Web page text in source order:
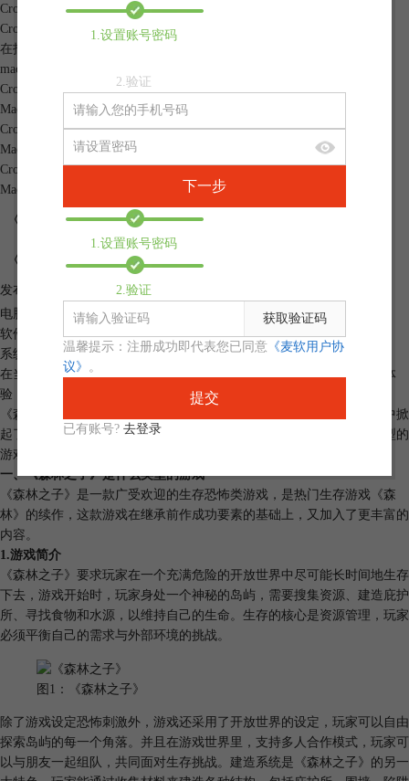
1.设置账号密码
2.验证
下一步
1.设置账号密码
2.验证
获取验证码
温馨提示：注册成功即代表您已同意 《麦软用户协
议》
。
提交
已有账号? 去登录
CrossOver怎么删除快捷方式 CrossOver怎么添加快捷方式
CrossOver 26.3.0 版本更新日志
在抖音发布你的 Mac 游戏实测视频，点赞前 5 名赢软件奖品！
mac电脑怎么玩《遗忘之海》，苹果电脑玩《遗忘之海》实机测试
CrossOver可以安装MuMu模拟器吗 Mac可以用BBchannel吗
Mac怎么玩《暗黑破坏神4》 《暗黑破坏神4》无法登录怎么办
CrossOver怎么安装EA app CrossOver安装exe失败怎么解决
Mac可以外接显卡吗 Mac外接显卡玩游戏相比较CrossOver怎么样
CrossOver可以连接手柄吗 CrossOver手柄体验怎么样
Mac可以安装7-ZIP吗 Mac可以玩《武士2》吗
《森林之子》是什么类型的游戏
《森林之子》Mac电脑也能玩吗
发布时间：2024-06-01 10: 00: 00
电脑型号：MacBook Pro
软件版本：CrossOver for Mac 23
系统：Mac OS X Lion
在当今游戏界，生存恐怖类游戏凭借其独特的紧张氛围和深度沉浸式体
验，吸引了全球众多玩家的目光。作为经典之作《森林》的正统续篇，
《森林之子》自问世以来，不仅延续了前作的辉煌，更是在玩家群体中掀
起了新一轮的生存挑战热潮。下面我们来看看《森林之子》是什么类型的
游戏，《森林之子》Mac电脑也能玩吗的相关内容。
一、《森林之子》是什么类型的游戏
《森林之子》是一款广受欢迎的生存恐怖类游戏，是热门生存游戏《森
林》的续作，这款游戏在继承前作成功要素的基础上，又加入了更丰富的
内容。
1.游戏简介
《森林之子》要求玩家在一个充满危险的开放世界中尽可能长时间地生存
下去，游戏开始时，玩家身处一个神秘的岛屿，需要搜集资源、建造庇护
所、寻找食物和水源，以维持自己的生命。生存的核心是资源管理，玩家
必须平衡自己的需求与外部环境的挑战。
图1：《森林之子》
除了游戏设定恐怖刺激外，游戏还采用了开放世界的设定，玩家可以自由
探索岛屿的每一个角落。并且在游戏世界里，支持多人合作模式，玩家可
以与朋友一起组队，共同面对生存挑战。建造系统是《森林之子》的另一